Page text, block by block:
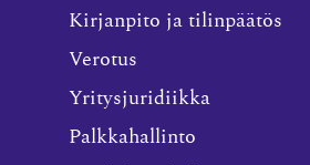
Kirjanpito ja tilinpäätös
Verotus
Yritysjuridiikka
Palkkahallinto